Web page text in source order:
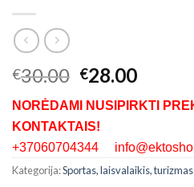
€30.00 €28.00
NORĖDAMI NUSIPIRKTI
KONTAKTAIS!
+37060704344
Kategorija:Sportas, laisvalaikis, turizmas